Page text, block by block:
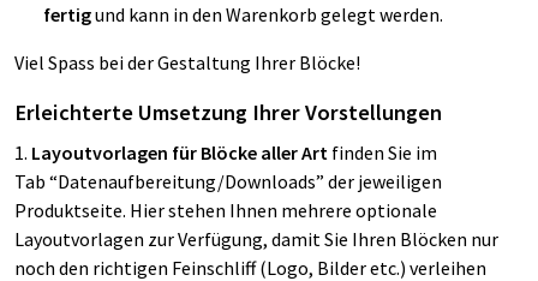
fertigund kann in den Warenkorb gelegt werden.
Viel Spass bei der Gestaltung Ihrer Blöcke!
Erleichterte Umsetzung Ihrer Vorstellungen
1. Layoutvorlagen für Blöcke aller Art finden Sie im
Tab “Datenaufbereitung/Downloads” der jeweiligen
Produktseite. Hier stehen Ihnen mehrere optionale
Layoutvorlagen zur Verfügung, damit Sie Ihren Blöcken nur
noch den richtigen Feinschliff (Logo, Bilder etc.) verleihen